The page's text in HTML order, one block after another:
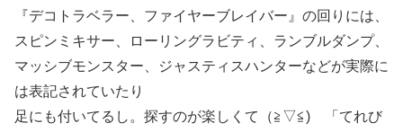
『デコトラベラー、ファイヤーブレイバー』の回りには、
スピンミキサー、ローリングラビティ、ランブルダンプ、
マッシブモンスター、ジャスティスハンターなどが実際に
は表記されていたり
足にも付いてるし。探すのが楽しくて（≧▽≦) 「てれび